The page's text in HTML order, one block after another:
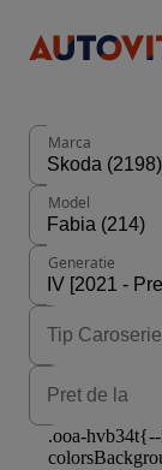
Marca
Model
Generatie